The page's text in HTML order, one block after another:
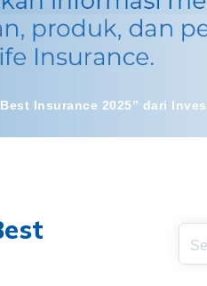
Insurance 2025” dari